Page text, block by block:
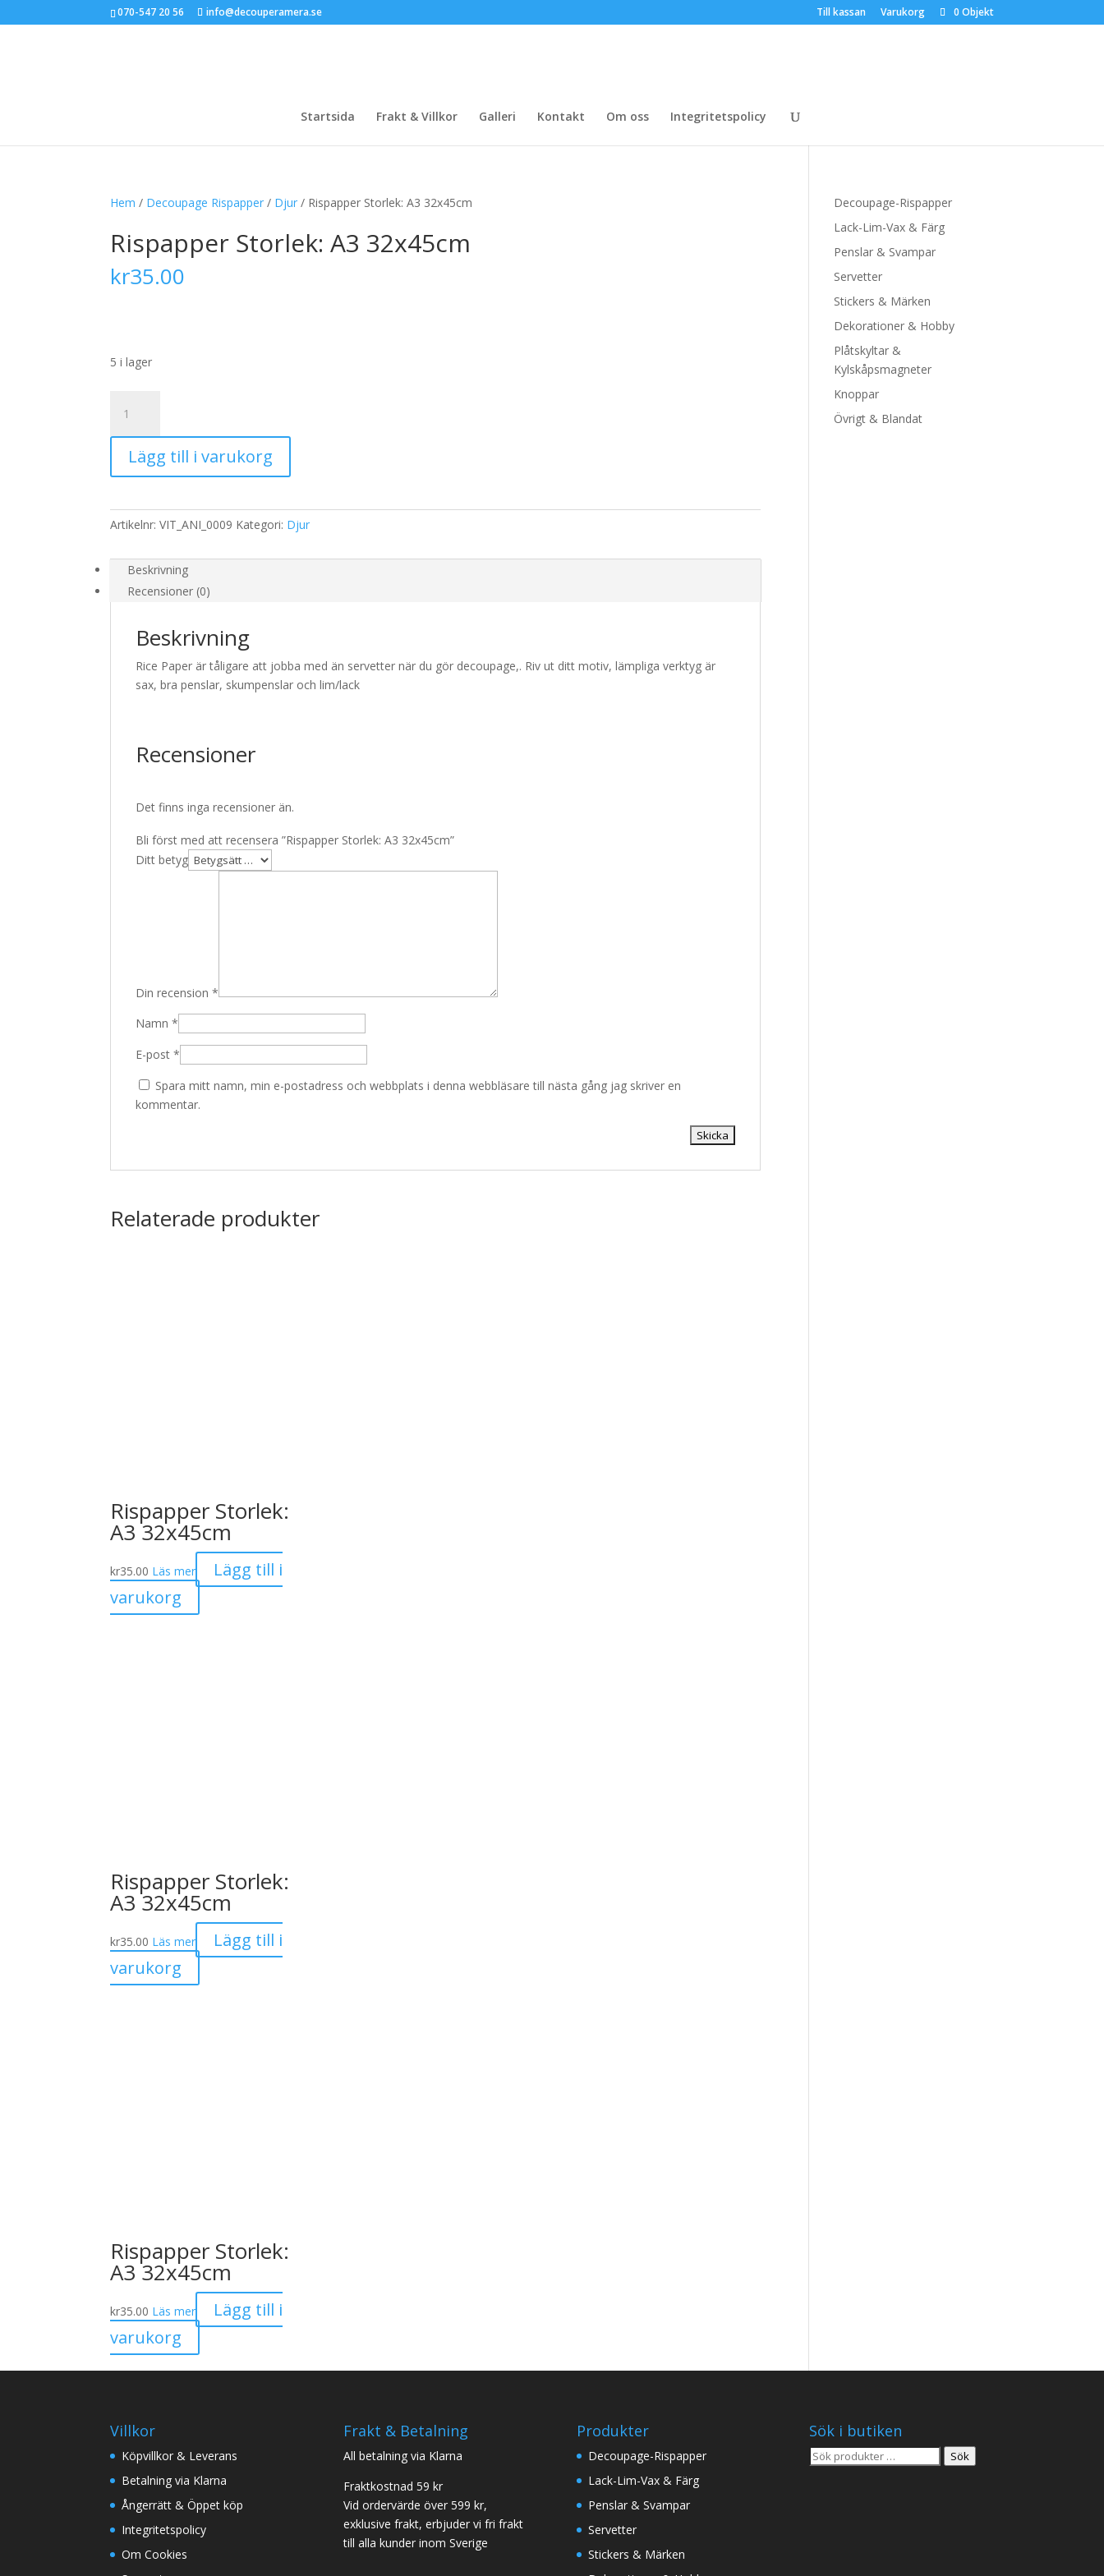
070-547 20 56 info@decouperamera.se Till kassan Varukorg 0 Objekt
Startsida Frakt & Villkor Galleri Kontakt Om oss Integritetspolicy
Hem / Decoupage Rispapper / Djur / Rispapper Storlek: A3 32x45cm
Rispapper Storlek: A3 32x45cm
kr35.00
5 i lager
Storlek:
A3
32x45cm
mängd
Lägg till i varukorg
Artikelnr:VIT_ANI_0009 Kategori: Djur
Beskrivning
Recensioner (0)
Beskrivning
Rice Paper är tåligare att jobba med än servetter när du gör decoupage,. Riv ut ditt motiv, lämpliga verktyg är
sax, bra penslar, skumpenslar och lim/lack
Recensioner
Det finns inga recensioner än.
Bli först med att recensera ”Rispapper Storlek: A3 32x45cm”
Ditt betyg
Din recension*
Namn*
E-post*
Spara mitt namn, min e-postadress och webbplats i denna webbläsare till nästa gång jag skriver en
kommentar.
Relaterade produkter
Rispapper Storlek:
A3 32x45cm
kr35.00 Läs mer
Lägg till i
varukorg
Rispapper Storlek:
A3 32x45cm
kr35.00 Läs mer
Lägg till i
varukorg
Rispapper Storlek:
A3 32x45cm
kr35.00 Läs mer
Lägg till i
varukorg
Decoupage-Rispapper
Lack-Lim-Vax & Färg
Penslar & Svampar
Servetter
Stickers & Märken
Dekorationer & Hobby
Plåtskyltar &
Kylskåpsmagneter
Knoppar
Övrigt & Blandat
Villkor
Köpvillkor & Leverans
Betalning via Klarna
Ångerrätt & Öppet köp
Integritetspolicy
Om Cookies
Frakt & Betalning
All betalning via Klarna
Fraktkostnad 59 kr
Vid ordervärde över 599 kr,
exklusive frakt, erbjuder vi fri frakt
till alla kunder inom Sverige
Produkter
Decoupage-Rispapper
Lack-Lim-Vax & Färg
Penslar & Svampar
Servetter
Stickers & Märken
Sök i butiken
Sök
Sök